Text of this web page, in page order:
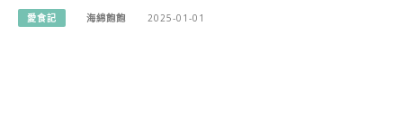
愛食記 海綿飽飽 2025-01-01